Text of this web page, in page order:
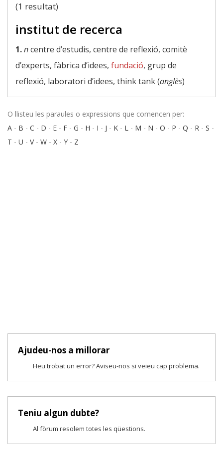
(1 resultat)
institut de recerca
1.ncentre d’estudis, centre de reflexió, comitè
d’experts, fàbrica d’idees, fundació, grup de
reflexió, laboratori d’idees, think tank (anglès)
O llisteu les paraules o expressions que comencen per:
A - B - C - D - E - F - G - H - I - J - K - L - M - N - O - P - Q - R - S -
T - U - V- W - X - Y - Z
Ajudeu-nos a millorar
Heu trobat un error? Aviseu-nos si veieu cap problema.
Teniu algun dubte?
Al fòrum resolem totes les qüestions.